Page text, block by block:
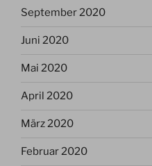
September 2020
Juni 2020
Mai 2020
April 2020
März 2020
Februar 2020